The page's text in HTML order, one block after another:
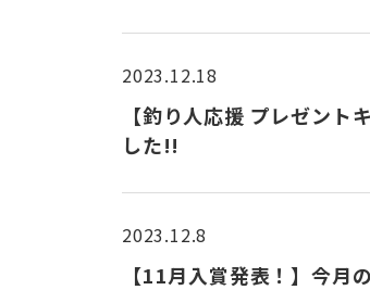
2023.12.18
【釣り人応援 プレゼン
した!!
2023.12.8
【11月入賞発表！】今月